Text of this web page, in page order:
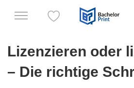
Lizenzieren oder
– Die richtige